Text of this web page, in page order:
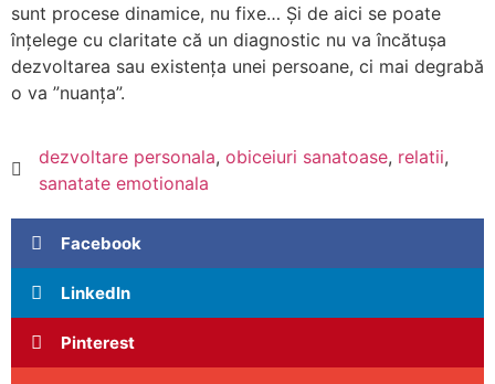
sunt procese dinamice, nu fixe… Și de aici se poate
înțelege cu claritate că un diagnostic nu va încătușa
dezvoltarea sau existența unei persoane, ci mai degrabă
o va ”nuanța”.
dezvoltare personala, obiceiuri sanatoase, relatii,
sanatate emotionala
Facebook
LinkedIn
Pinterest